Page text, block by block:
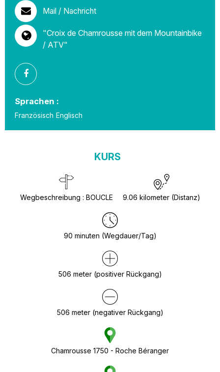
Mail / Nachricht
"Croix de Chamrousse mit dem Mountainbike
/ ATV"
Sprachen :
Französisch Englisch
KURS
Wegbeschreibung : BOUCLE 9.06 kilometer (Distanz)
90 minuten (Wegdauer/Tag)
506 meter (positiver Rückgang)
506 meter (negativer Rückgang)
Chamrousse 1750 - Roche Béranger